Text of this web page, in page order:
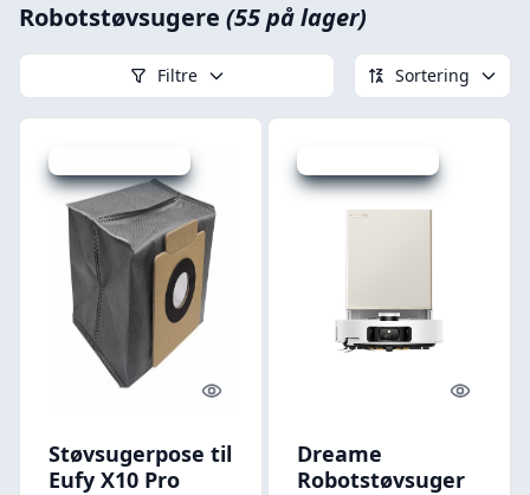
Robotstøvsugere (55 på lager)
Filtre Sortering
Quick look
Støvsugerpose til
Eufy X10 Pro
Quick
Dreame
Robotstøvsuger